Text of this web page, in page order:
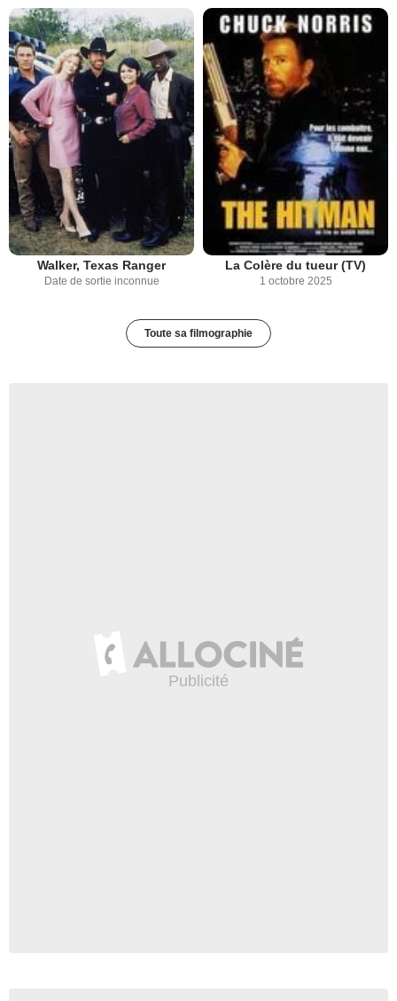
Walker, Texas Ranger
Date de sortie inconnue
La Colère du tueur (TV)
1 octobre 2025
Toute sa filmographie